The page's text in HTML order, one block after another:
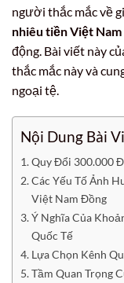
người thắc mắc về
nhiêu tiền Việt Nam
động. Bài viết này
thắc mắc này và
ngoại tệ.
Nội Dung Bài
Quy Đổi 300.000
Các Yếu Tố Ảnh
Việt Nam Đồng
Ý Nghĩa Của
Quốc Tế
Lựa Chọn Kênh
Tầm Quan Trọng